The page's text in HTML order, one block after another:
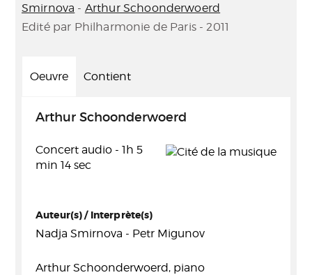
Smirnova - Arthur Schoonderwoerd
Edité par Philharmonie de Paris - 2011
Oeuvre Contient
Arthur Schoonderwoerd
Concert audio - 1h 5
min 14 sec
Auteur(s) / Interprète(s)
Nadja Smirnova - Petr Migunov
Arthur Schoonderwoerd, piano